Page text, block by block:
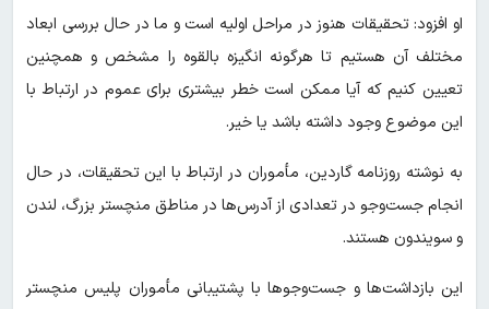
او افزود: تحقیقات هنوز در مراحل اولیه است و ما در حال بررسی ابعاد
مختلف آن هستیم تا هرگونه انگیزه بالقوه را مشخص و همچنین
تعیین کنیم که آیا ممکن است خطر بیشتری برای عموم در ارتباط با
این موضوع وجود داشته باشد یا خیر.
به نوشته روزنامه گاردین، مأموران در ارتباط با این تحقیقات، در حال
انجام جست‌وجو در تعدادی از آدرس‌ها در مناطق منچستر بزرگ، لندن
و سویندون هستند.
این بازداشت‌ها و جست‌وجوها با پشتیبانی مأموران پلیس منچستر